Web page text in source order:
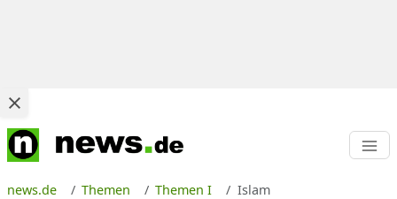
news.de Themen Themen I Islam